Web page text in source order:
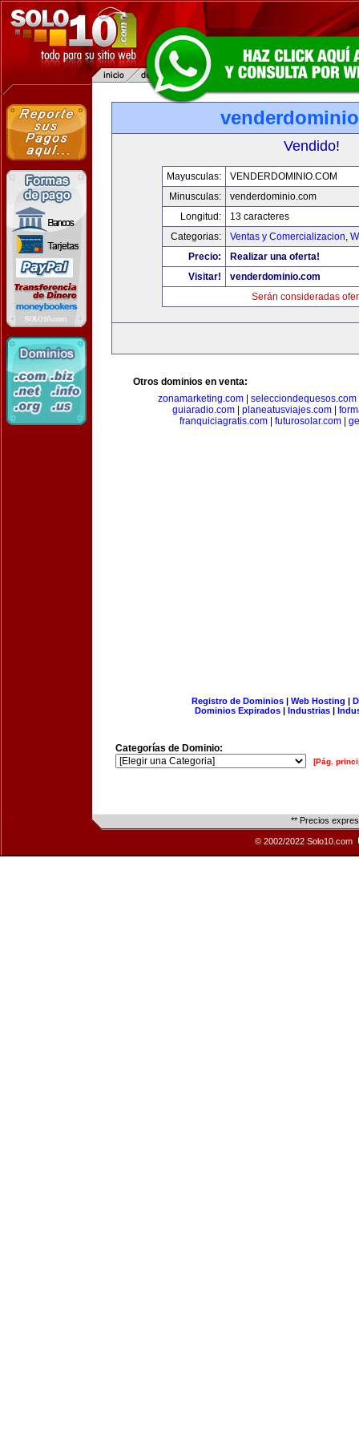
Vendido!
Mayusculas:
VENDERDOMINIO.COM
Minusculas:
venderdominio.com
Longitud:
13 caracteres
Categorias:
Ventas y Comercializacion,
Precio:
Realizar una oferta!
Visitar!
venderdominio.com
Serán consideradas
Otros dominios en venta:
zonamarketing.com| selecciondequesos.com
guiaradio.com
planeatusviajes.com
franquiciagratis.com
futurosolar.com
Registro de Dominios| Web Hosting |
Dominios Expirados | Industrias |
Categorías de Dominio:
[Pág.
** Precios
© 2002/2022 Solo10.com